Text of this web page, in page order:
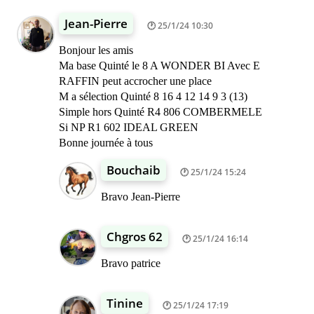
Jean-Pierre 25/1/24 10:30
Bonjour les amis
Ma base Quinté le 8 A WONDER BI Avec E
RAFFIN peut accrocher une place
M a sélection Quinté 8 16 4 12 14 9 3 (13)
Simple hors Quinté R4 806 COMBERMELE
Si NP R1 602 IDEAL GREEN
Bonne journée à tous
Bouchaib 25/1/24 15:24
Bravo Jean-Pierre
Chgros 62 25/1/24 16:14
Bravo patrice
Tinine 25/1/24 17:19